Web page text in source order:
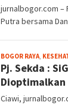
jurnalbogor.com –
Putra bersama
BOGOR RAYA,
Pj. Sekda :
Dioptimalkan
Ciawi,